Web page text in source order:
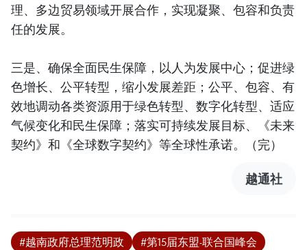
理、多边贸易领域开展合作，实现凝聚、包容和负责
任的发展。
三是、确保全面民生保障，以人为发展中心；促进绿
色增长、公平转型，缩小发展差距；公平、包容、有
效地调动各类资源用于绿色转型、数字化转型、适应
气候变化和民生保障；落实可持续发展目标、《未来
契约》和《全球数字契约》等全球性承诺。（完）
越通社
#越南政府总理范明政
#第15届东盟-联合国峰会